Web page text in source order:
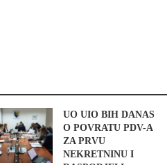
UO UIO BIH DANAS
O POVRATU PDV-A
ZA PRVU
NEKRETNINU I